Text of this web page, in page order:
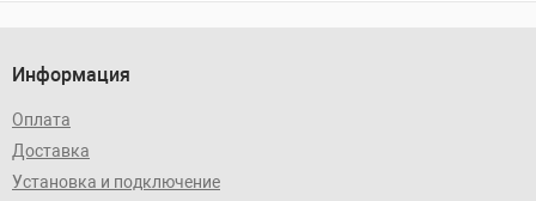
Информация
Оплата
Доставка
Установка и подключение